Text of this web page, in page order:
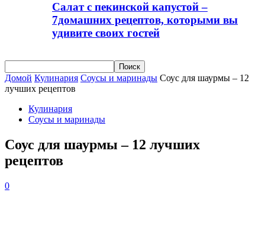
Салат с пекинской капустой –
7домашних рецептов, которыми вы
удивите своих гостей
Домой Кулинария Соусы и маринады Соус для шаурмы – 12
лучших рецептов
Кулинария
Соусы и маринады
Соус для шаурмы – 12 лучших
рецептов
0